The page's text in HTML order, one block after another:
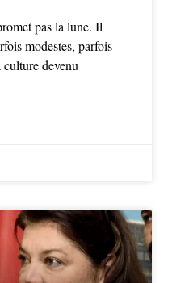
pas la lune. Il
modestes, parfois
devenu